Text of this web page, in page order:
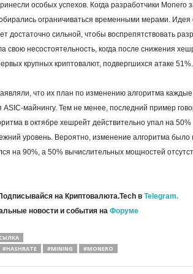
особых успехов. Когда разработчики Monero
ограничиваться временными мерами. Идея
достаточно сильной, чтобы воспрепятствовать
свою несостоятельность, когда после снижения
крупных криптовалют, подвергшихся атаке 51%.
что их план по изменению алгоритма
ASIC-майнингу. Тем не менее, последний пример
в октябре хешрейт действительно упал на
уровень. Вероятно, изменение алгоритма было
на 90%, а 50% вычислительных мощностей
на Криптовалюта.Tech в Telegram.
новости и события на Форуме
#HASHRATE #MINING #MONERO